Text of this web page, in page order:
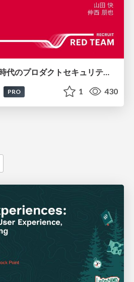
攻撃と防御で学ぶAI時代のプロダクトセキュリティ演習
PRO 1 430